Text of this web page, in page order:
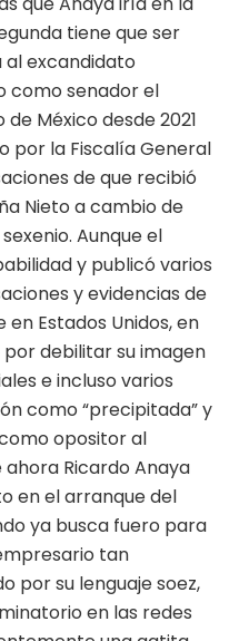
tiene que ser
al excandidato
como senador el
México desde 2021
por la Fiscalía General
de que recibió
Nieto a cambio de
Aunque el
y publicó varios
y evidencias de
en Estados Unidos, en
debilitar su imagen
e incluso varios
como “precipitada” y
opositor al
ahora Ricardo Anaya
en el arranque del
ya busca fuero para
tan
por su lenguaje soez,
en las redes